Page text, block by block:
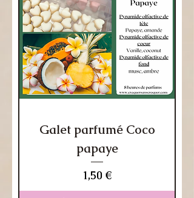
Galet parfumé Coco
papaye
Prix
1,50 €